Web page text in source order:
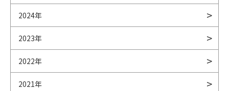
2024年
2023年
2022年
2021年